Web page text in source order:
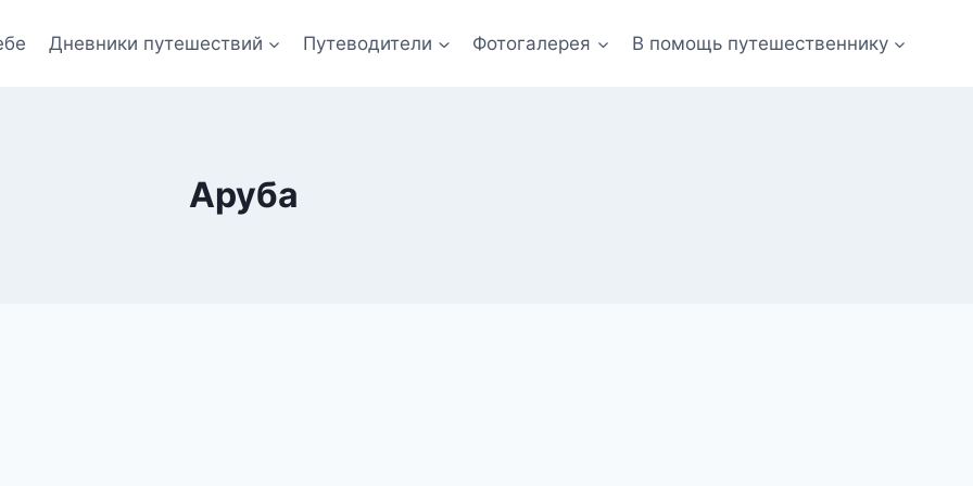
Дневники путешествий Путеводители Фотогалерея В помощь путешественнику
Аруба